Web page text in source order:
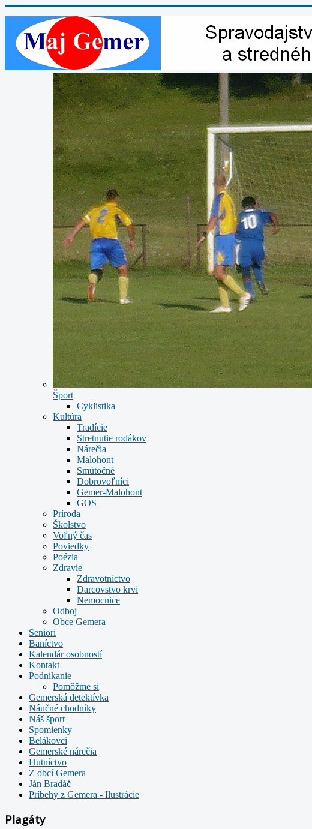
Šport
Cyklistika
Kultúra
Tradície
Stretnutie rodákov
Nárečia
Malohont
Smútočné
Dobrovoľníci
Gemer-Malohont
GOS
Príroda
Školstvo
Voľný čas
Poviedky
Poézia
Zdravie
Zdravotníctvo
Darcovstvo krvi
Nemocnice
Odboj
Obce Gemera
Seniori
Baníctvo
Kalendár osobností
Kontakt
Podnikanie
Pomôžme si
Gemerská detektívka
Náučné chodníky
Náš šport
Spomienky
Belákovci
Gemerské nárečia
Hutníctvo
Z obcí Gemera
Ján Bradáč
Príbehy z Gemera - Ilustrácie
Plagáty